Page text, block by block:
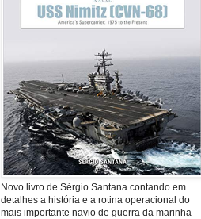
Novo livro de Sérgio Santana contando em
detalhes a história e a rotina operacional do
mais importante navio de guerra da marinha